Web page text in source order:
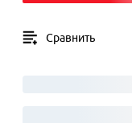
Сравнить